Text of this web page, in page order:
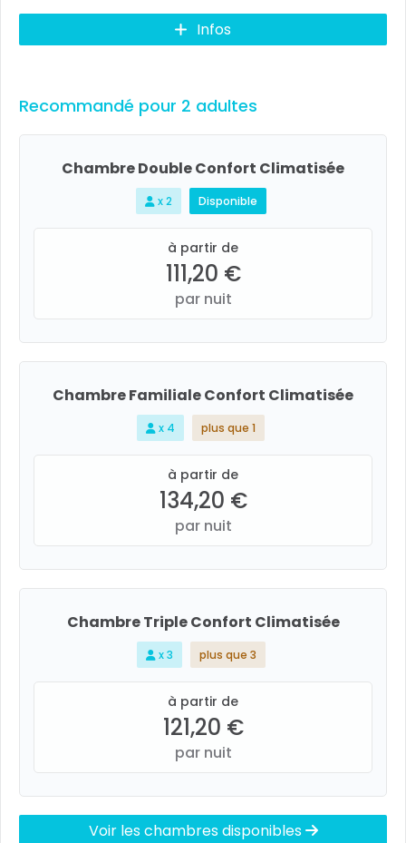
Infos
Recommandé pour 2 adultes
Chambre Double Confort Climatisée
x 2 Disponible
à partir de
111,20 €
par nuit
Chambre Familiale Confort Climatisée
x 4 plus que 1
à partir de
134,20 €
par nuit
Chambre Triple Confort Climatisée
x 3 plus que 3
à partir de
121,20 €
par nuit
Voir les chambres disponibles